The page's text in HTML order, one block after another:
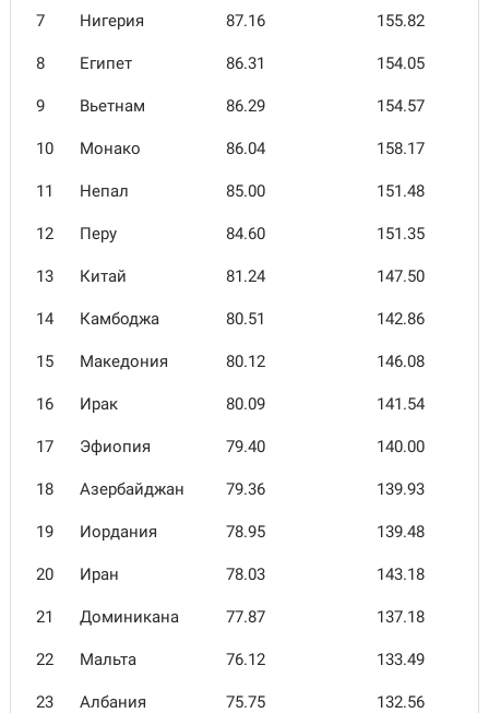
7 Нигерия 87.16 155.82
8 Египет 86.31 154.05
9 Вьетнам 86.29 154.57
10 Монако 86.04 158.17
11 Непал 85.00 151.48
12 Перу 84.60 151.35
13 Китай 81.24 147.50
14 Камбоджа 80.51 142.86
15 Македония 80.12 146.08
16 Ирак 80.09 141.54
17 Эфиопия 79.40 140.00
18 Азербайджан 79.36 139.93
19 Иордания 78.95 139.48
20 Иран 78.03 143.18
21 Доминикана 77.87 137.18
22 Мальта 76.12 133.49
23 Албания 75.75 132.56